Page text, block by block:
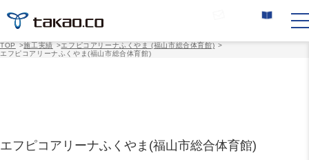
TOP >施工実績 >エフピコアリーナふくやま (福山市総合体育館) >
エフピコアリーナふくやま(福山市総合体育館)
エフピコアリーナふくやま(福山市総合体育館)